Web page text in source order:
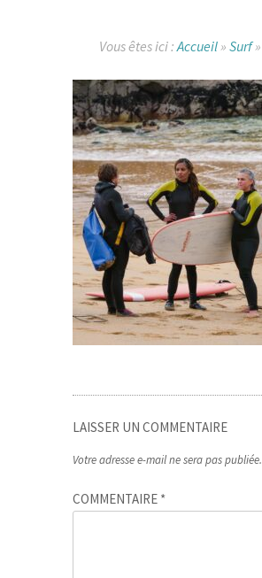
Vous êtes ici :Accueil» Surf»
LAISSER UN COMMENTAIRE
Votre adresse e-mail ne sera pas publiée.
COMMENTAIRE *